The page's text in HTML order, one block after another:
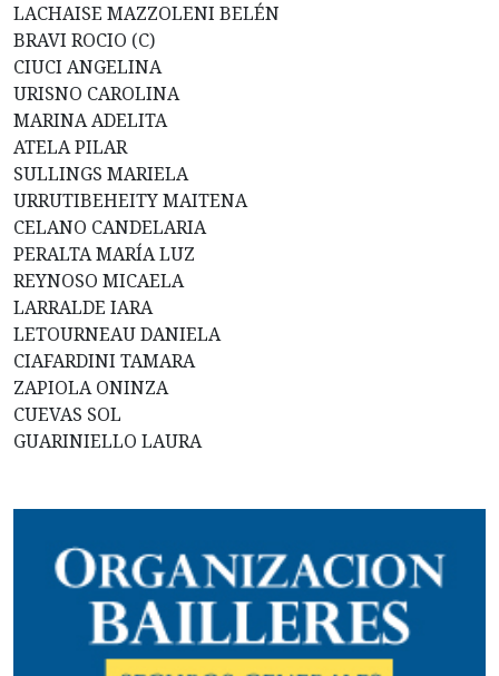
LACHAISE MAZZOLENI BELÉN
BRAVI ROCIO (C)
CIUCI ANGELINA
URISNO CAROLINA
MARINA ADELITA
ATELA PILAR
SULLINGS MARIELA
URRUTIBEHEITY MAITENA
CELANO CANDELARIA
PERALTA MARÍA LUZ
REYNOSO MICAELA
LARRALDE IARA
LETOURNEAU DANIELA
CIAFARDINI TAMARA
ZAPIOLA ONINZA
CUEVAS SOL
GUARINIELLO LAURA